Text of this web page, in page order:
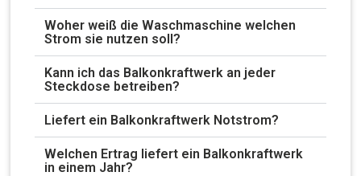
Woher weiß die Waschmaschine welchen
Strom sie nutzen soll?
Kann ich das Balkonkraftwerk an jeder
Steckdose betreiben?
Liefert ein Balkonkraftwerk Notstrom?
Welchen Ertrag liefert ein Balkonkraftwerk
in einem Jahr?